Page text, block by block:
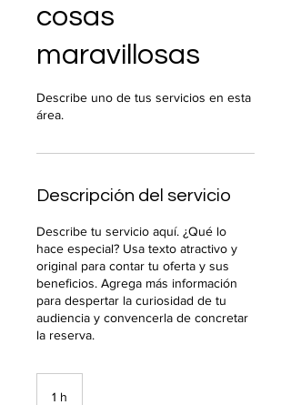
cosas
maravillosas
Describe uno de tus servicios en esta
área.
Descripción del servicio
Describe tu servicio aquí. ¿Qué lo
hace especial? Usa texto atractivo y
original para contar tu oferta y sus
beneficios. Agrega más información
para despertar la curiosidad de tu
audiencia y convencerla de concretar
la reserva.
1 h